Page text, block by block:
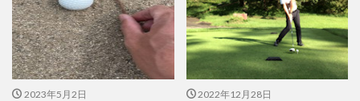
2023年5月2日
2022年12月28日